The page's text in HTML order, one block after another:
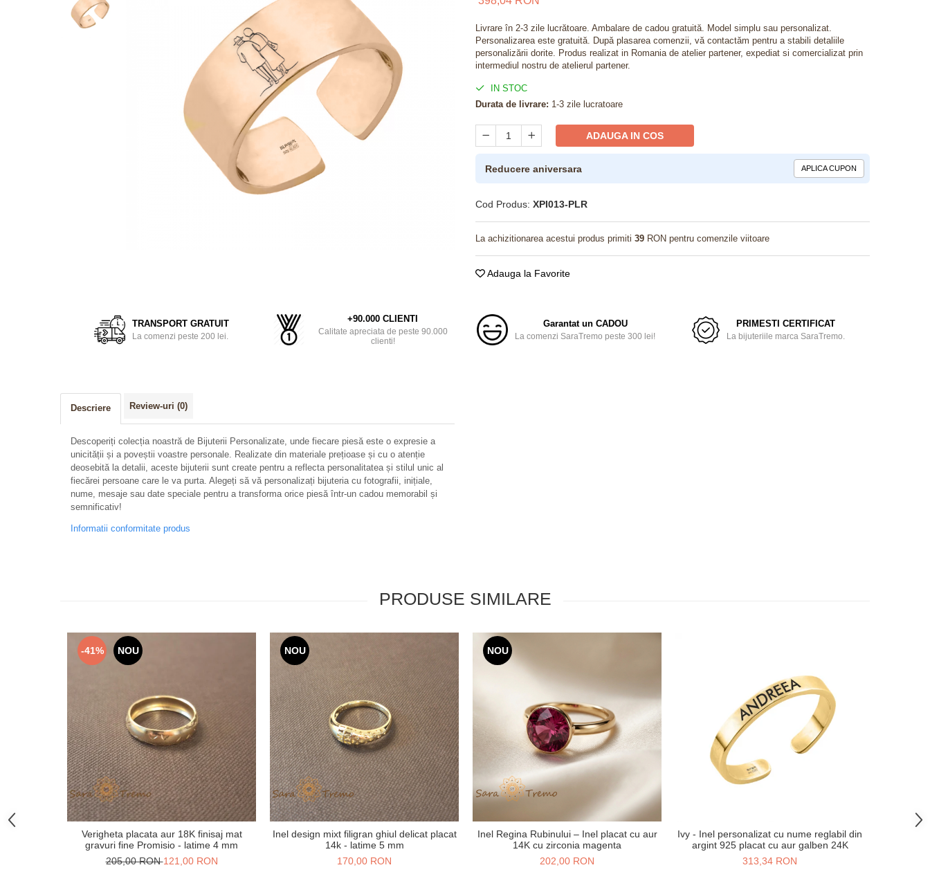
Bijuterii pentru barbati
Livrare în 2-3 zile lucrătoare. Ambalare de cadou gratuită. Model simplu sau personalizat.
Personalizarea este gratuită. După plasarea comenzii, vă contactăm pentru a stabili detaliile
personalizării dorite. Produs realizat in Romania de atelier partener, expediat si comercializat prin
intermediul nostru de atelierul partener.
IN STOC
Durata de livrare: 1-3 zile lucratoare
ADAUGA IN COS
Reducere aniversara APLICA CUPON
Cod Produs: XPI013-PLR
La achizitionarea acestui produs primiti 39 RON pentru comenzile viitoare
Adauga la Favorite
TRANSPORT GRATUIT
La comenzi peste 200 lei.
+90.000 CLIENTI
Calitate apreciata de peste 90.000
clienti!
Garantat un CADOU
La comenzi SaraTremo peste 300 lei!
PRIMESTI CERTIFICAT
La bijuteriile marca SaraTremo.
Descriere Review-uri (0)
Descoperiți colecția noastră de Bijuterii Personalizate, unde fiecare piesă este o expresie a
unicității și a poveștii voastre personale. Realizate din materiale prețioase și cu o atenție
deosebită la detalii, aceste bijuterii sunt create pentru a reflecta personalitatea și stilul unic al
fiecărei persoane care le va purta. Alegeți să vă personalizați bijuteria cu fotografii, inițiale,
nume, mesaje sau date speciale pentru a transforma orice piesă într-un cadou memorabil și
semnificativ!
Informatii conformitate produs
PRODUSE SIMILARE
-41% NOU
Verigheta placata aur 18K finisaj mat
gravuri fine Promisio - latime 4 mm
205,00 RON121,00 RON
NOU
Inel design mixt filigran ghiul delicat placat
14k - latime 5 mm
170,00 RON
NOU
Inel Regina Rubinului – Inel placat cu aur
14K cu zirconia magenta
202,00 RON
Ivy - Inel personalizat cu nume reglabil din
argint 925 placat cu aur galben 24K
313,34 RON